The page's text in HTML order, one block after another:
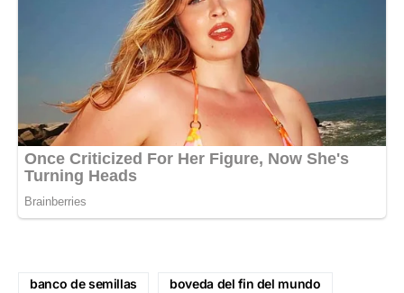
banco de semillas boveda del fin del mundo